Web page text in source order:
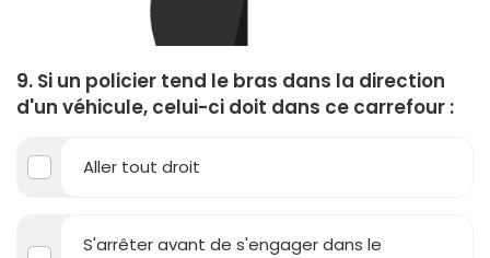
9. Si un policier tend le bras dans la direction
d'un véhicule, celui-ci doit dans ce carrefour :
Aller tout droit
S'arrêter avant de s'engager dans le